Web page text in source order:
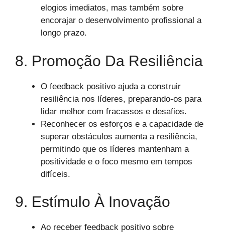
elogios imediatos, mas também sobre
encorajar o desenvolvimento profissional a
longo prazo.
8. Promoção Da Resiliência
O feedback positivo ajuda a construir
resiliência nos líderes, preparando-os para
lidar melhor com fracassos e desafios.
Reconhecer os esforços e a capacidade de
superar obstáculos aumenta a resiliência,
permitindo que os líderes mantenham a
positividade e o foco mesmo em tempos
difíceis.
9. Estímulo À Inovação
Ao receber feedback positivo sobre